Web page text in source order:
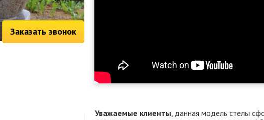
Заказать звонок
Уважаемые клиенты , данная модель стелы